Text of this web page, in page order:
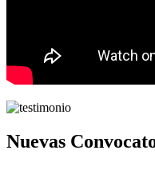
Nuevas